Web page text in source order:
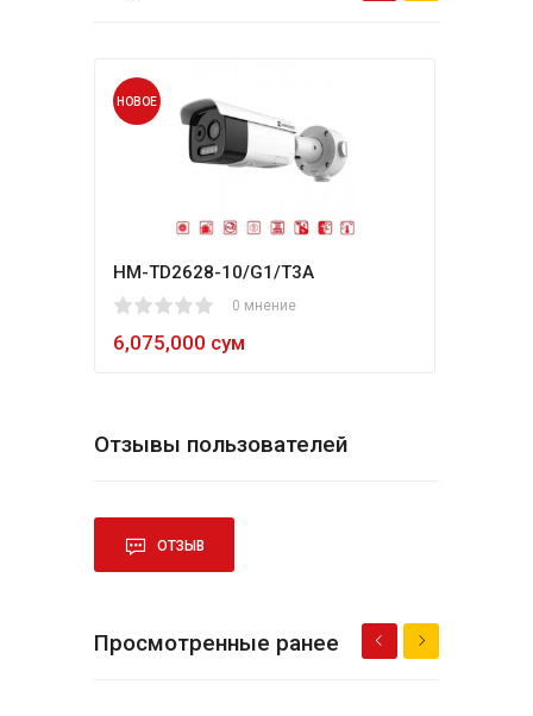
НОВОЕ
HM-TD2628-10/G1/T3A
0 мнение
6,075,000 сум
80
Отзывы пользователей
ОТЗЫВ
Просмотренные ранее